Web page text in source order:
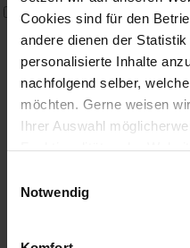
Cookies sind für den
andere dienen der
personalisierte Inhalte
nachfolgend selber,
möchten. Gerne weisen
Ihrer Auswahl
Datenschutzerklärung und
Notwendig